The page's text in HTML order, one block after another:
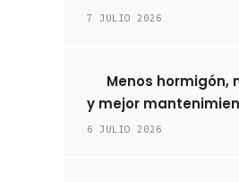
7 JULIO 2026
Menos hormigón,
y mejor
6 JULIO 2026